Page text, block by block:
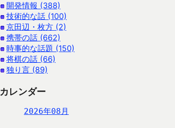
開発情報 (388)
技術的な話 (100)
京田辺・枚方 (2)
携帯の話 (662)
時事的な話題 (150)
将棋の話 (66)
独り言 (89)
カレンダー
2026年08月